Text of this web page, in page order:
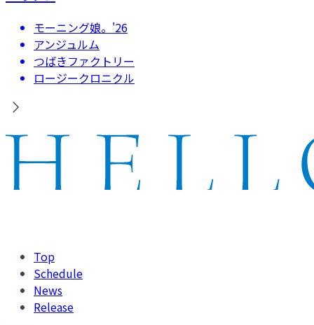
モーニング娘。'26
アンジュルム
つばきファクトリー
ロージークロニクル
Top
Schedule
News
Release